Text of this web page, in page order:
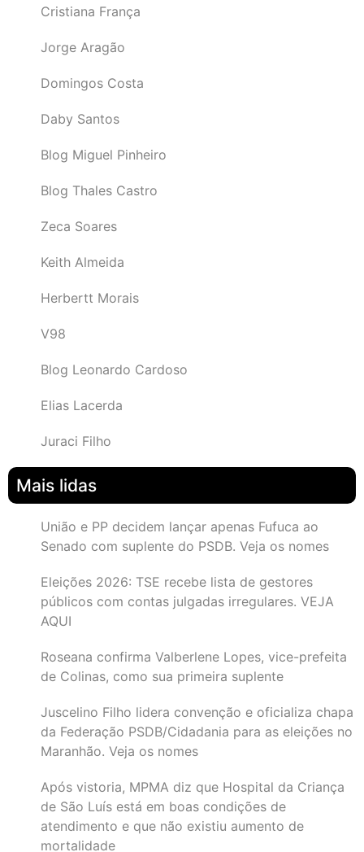
Cristiana França
Jorge Aragão
Domingos Costa
Daby Santos
Blog Miguel Pinheiro
Blog Thales Castro
Zeca Soares
Keith Almeida
Herbertt Morais
V98
Blog Leonardo Cardoso
Elias Lacerda
Juraci Filho
Mais lidas
União e PP decidem lançar apenas Fufuca ao
Senado com suplente do PSDB. Veja os nomes
Eleições 2026: TSE recebe lista de gestores
públicos com contas julgadas irregulares. VEJA
AQUI
Roseana confirma Valberlene Lopes, vice-prefeita
de Colinas, como sua primeira suplente
Juscelino Filho lidera convenção e oficializa chapa
da Federação PSDB/Cidadania para as eleições no
Maranhão. Veja os nomes
Após vistoria, MPMA diz que Hospital da Criança
de São Luís está em boas condições de
atendimento e que não existiu aumento de
mortalidade